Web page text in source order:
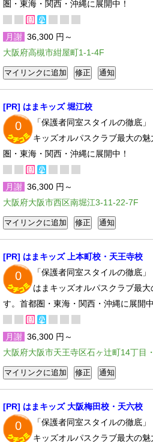
圏・東海・関西・沖縄に展開中！
月謝 36,300 円～
大阪府高槻市紺屋町1-1-4F
[PR] はまキッズ 堀江校
0
「保護者同室スタイルの徹底
キッズオルパスクラブ最大の
圏・東海・関西・沖縄に展開中！
月謝 36,300 円～
大阪府大阪市西区南堀江3-11-22-7F
[PR] はまキッズ 上本町校・天王寺校
0
「保護者同室スタイルの徹底」
はまキッズオルパスクラブ最大
す。首都圏・東海・関西・沖縄に展開中
月謝 36,300 円～
大阪府大阪市天王寺区石ヶ辻町14丁目
[PR] はまキッズ 大阪梅田校・天六校
0
「保護者同室スタイルの徹底
キッズオルパスクラブ最大の